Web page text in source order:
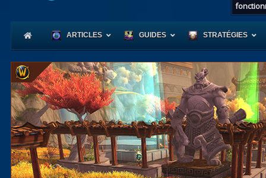
ARTICLES GUIDES
Coeur
Races
alliées
STRATÉGIES